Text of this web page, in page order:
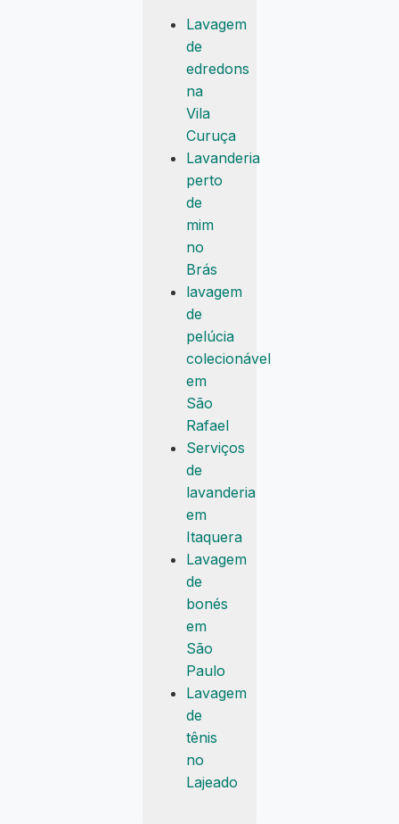
Lavagem
de
edredons
na
Vila
Curuça
Lavanderia
perto
de
mim
no
Brás
lavagem
de
pelúcia
colecionável
em
São
Rafael
Serviços
de
lavanderia
em
Itaquera
Lavagem
de
bonés
em
São
Paulo
Lavagem
de
tênis
no
Lajeado